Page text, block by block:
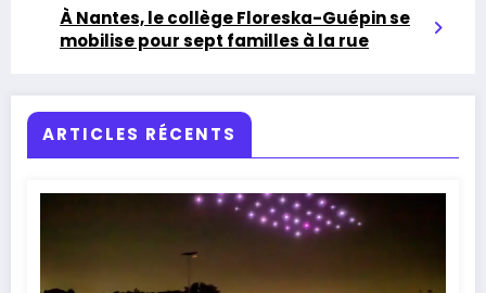
À Nantes, le collège Floreska-Guépin se
mobilise pour sept familles à la rue
ARTICLES RÉCENTS